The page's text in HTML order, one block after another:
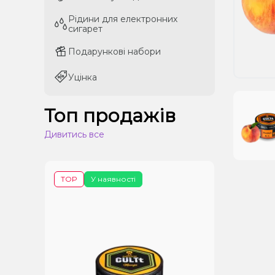
Рідини для електронних
сигарет
Подарункові набори
Уцінка
Рідини для електронних
сигарет
Подарункові набори
Уцінка
Топ продажів
Дивитись все
У наявності
TOP